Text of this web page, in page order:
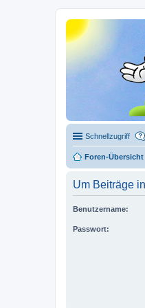
Schnellzugriff
Foren-Übersicht
Um Beiträge
Benutzername:
Passwort: